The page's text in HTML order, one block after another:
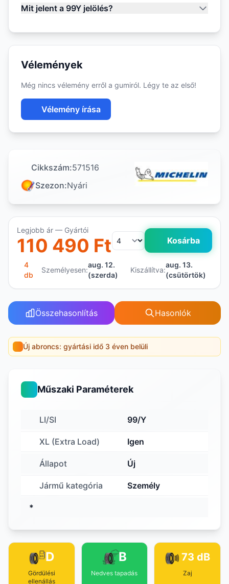
Mit jelent a 99Y jelölés?
Vélemények
Még nincs vélemény erről a gumiról. Légy te az első!
Vélemény írása
Cikkszám:571516
Szezon:Nyári
Legjobb ár — Gyártói
110 490 Ft Kosárba
4
db
Személyesen:
aug. 12.
(szerda)
Kiszállítva:
aug. 13.
(csütörtök)
Összehasonlítás Hasonlók
Új abroncs: gyártási idő 3 éven belüli
Műszaki Paraméterek
LI/SI 99/Y
XL (Extra Load) Igen
Állapot Új
Jármű kategória Személy
*
D
Gördülési
ellenállás
B
Nedves tapadás
73 dB
Zaj